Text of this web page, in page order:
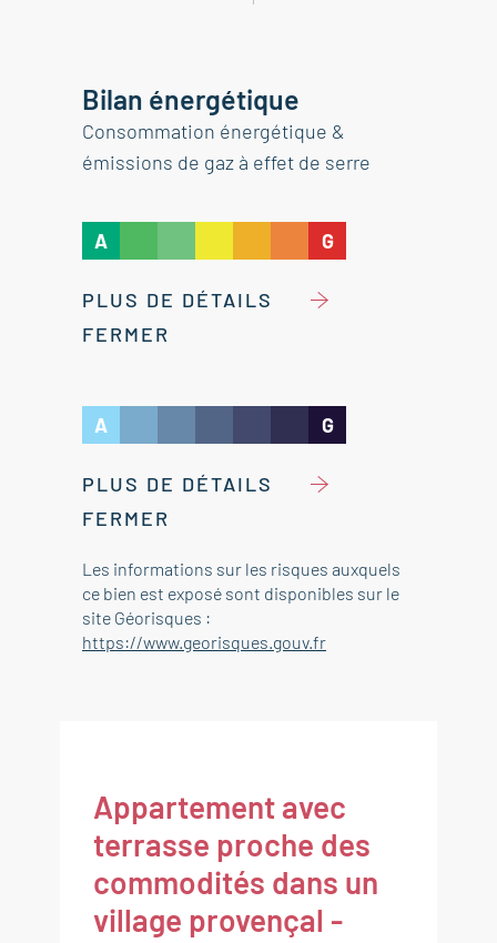
Bilan énergétique
Consommation énergétique &
émissions de gaz à effet de serre
A G
PLUS DE DÉTAILS
FERMER
A G
PLUS DE DÉTAILS
FERMER
Les informations sur les risques auxquels
ce bien est exposé sont disponibles sur le
site Géorisques :
https://www.georisques.gouv.fr
Appartement avec
terrasse proche des
commodités dans un
village provençal -